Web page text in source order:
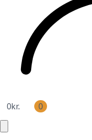
0kr. 0